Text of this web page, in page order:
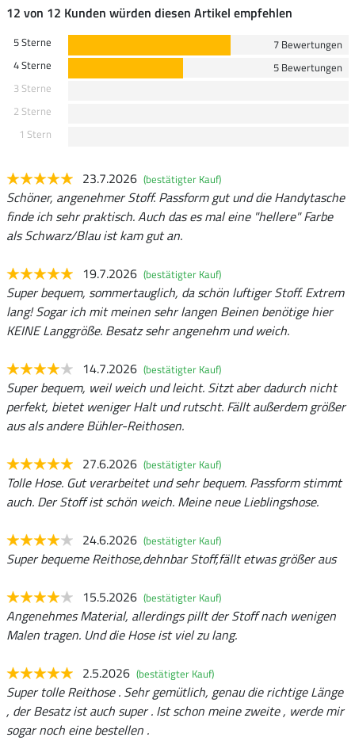
12 von 12 Kunden würden diesen Artikel empfehlen
5 Sterne
7 Bewertungen
4 Sterne
5 Bewertungen
3 Sterne
2 Sterne
1 Stern
23.7.2026 (bestätigter Kauf)
Schöner, angenehmer Stoff. Passform gut und die Handytasche
finde ich sehr praktisch. Auch das es mal eine "hellere" Farbe
als Schwarz/Blau ist kam gut an.
19.7.2026 (bestätigter Kauf)
Super bequem, sommertauglich, da schön luftiger Stoff. Extrem
lang! Sogar ich mit meinen sehr langen Beinen benötige hier
KEINE Langgröße. Besatz sehr angenehm und weich.
14.7.2026 (bestätigter Kauf)
Super bequem, weil weich und leicht. Sitzt aber dadurch nicht
perfekt, bietet weniger Halt und rutscht. Fällt außerdem größer
aus als andere Bühler-Reithosen.
27.6.2026 (bestätigter Kauf)
Tolle Hose. Gut verarbeitet und sehr bequem. Passform stimmt
auch. Der Stoff ist schön weich. Meine neue Lieblingshose.
24.6.2026 (bestätigter Kauf)
Super bequeme Reithose,dehnbar Stoff,fällt etwas größer aus
15.5.2026 (bestätigter Kauf)
Angenehmes Material, allerdings pillt der Stoff nach wenigen
Malen tragen. Und die Hose ist viel zu lang.
2.5.2026 (bestätigter Kauf)
Super tolle Reithose . Sehr gemütlich, genau die richtige Länge
, der Besatz ist auch super . Ist schon meine zweite , werde mir
sogar noch eine bestellen .